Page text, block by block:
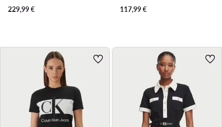
229,99€
117,99€